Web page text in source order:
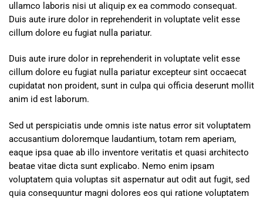
ullamco laboris nisi ut aliquip ex ea commodo consequat.
Duis aute irure dolor in reprehenderit in voluptate velit esse
cillum dolore eu fugiat nulla pariatur.
Duis aute irure dolor in reprehenderit in voluptate velit esse
cillum dolore eu fugiat nulla pariatur excepteur sint occaecat
cupidatat non proident, sunt in culpa qui officia deserunt mollit
anim id est laborum.
Sed ut perspiciatis unde omnis iste natus error sit voluptatem
accusantium doloremque laudantium, totam rem aperiam,
eaque ipsa quae ab illo inventore veritatis et quasi architecto
beatae vitae dicta sunt explicabo. Nemo enim ipsam
voluptatem quia voluptas sit aspernatur aut odit aut fugit, sed
quia consequuntur magni dolores eos qui ratione voluptatem